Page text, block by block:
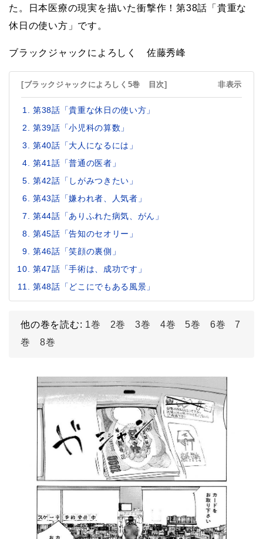
た。日本医療の現実を描いた衝撃作！第38話「貴重な
休日の使い方」です。
ブラックジャックによろしく 佐藤秀峰
[ブラックジャックによろしく5巻 目次] 非表示
第38話「貴重な休日の使い方」
第39話「小児科の算数」
第40話「大人になるには」
第41話「普通の医者」
第42話「しがみつきたい」
第43話「嫌われ者、人気者」
第44話「ありふれた病気、がん」
第45話「告知のセオリー」
第46話「笑顔の裏側」
第47話「手術は、成功です」
第48話「どこにでもある風景」
他の巻を読む: 1巻 2巻 3巻 4巻 5巻 6巻
7
巻
8巻